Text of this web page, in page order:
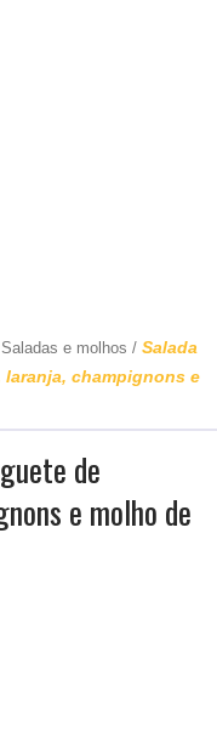
Saladas e molhos / Salada
champignons e
de
e molho de